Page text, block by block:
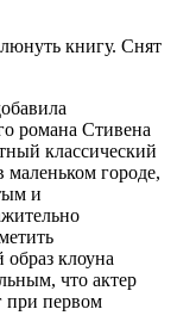
Снят
романа Стивена
классический
городе,
и
клоуна
что актер
при первом